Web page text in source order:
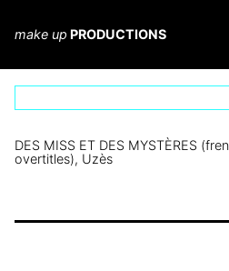
springen
make up PRODUCTIONS
DES MISS ET DES MYSTÈRES
overtitles), Uzès